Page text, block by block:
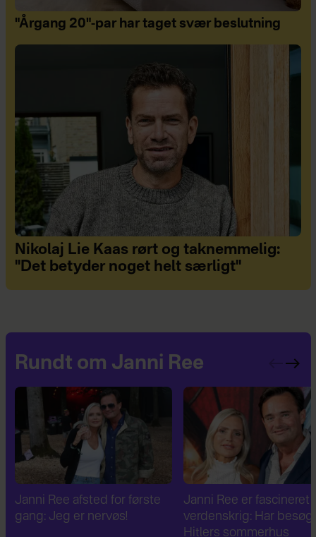
"Årgang 20"-par har taget svær beslutning
Nikolaj Lie Kaas rørt og taknemmelig:
"Det betyder noget helt særligt"
Rundt om Janni Ree
Janni Ree er fascineret af 2.
verdenskrig: Har besøgt
Janni Ree bryder
tavsheden: "Det er
fuldstændig absurd"